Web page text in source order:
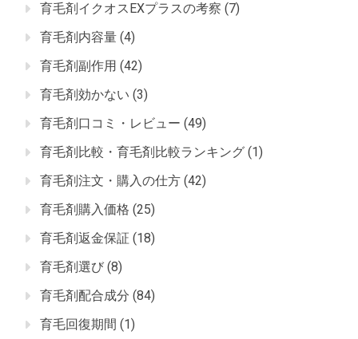
育毛剤イクオスEXプラスの考察 (7)
育毛剤内容量 (4)
育毛剤副作用 (42)
育毛剤効かない (3)
育毛剤口コミ・レビュー (49)
育毛剤比較・育毛剤比較ランキング (1)
育毛剤注文・購入の仕方 (42)
育毛剤購入価格 (25)
育毛剤返金保証 (18)
育毛剤選び (8)
育毛剤配合成分 (84)
育毛回復期間 (1)